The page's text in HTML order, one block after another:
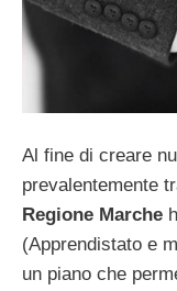
Al fine di creare
prevalentemente
Regione Marche
(Apprendistato e
un piano che